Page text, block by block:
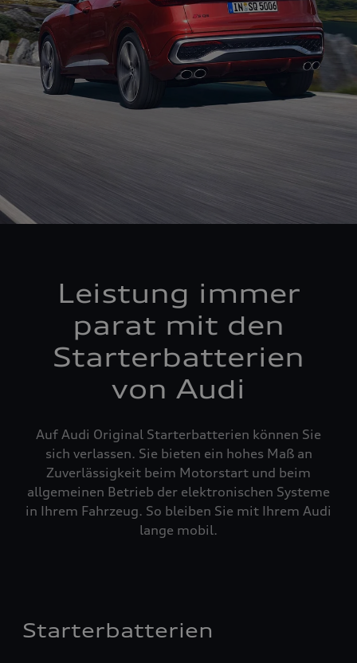
Leistung immer
parat mit den
Starterbatterien
von Audi
Auf Audi Original Starterbatterien können Sie
sich verlassen. Sie bieten ein hohes Maß an
Zuverlässigkeit beim Motorstart und beim
allgemeinen Betrieb der elektronischen Systeme
in Ihrem Fahrzeug. So bleiben Sie mit Ihrem Audi
lange mobil.
Starterbatterien